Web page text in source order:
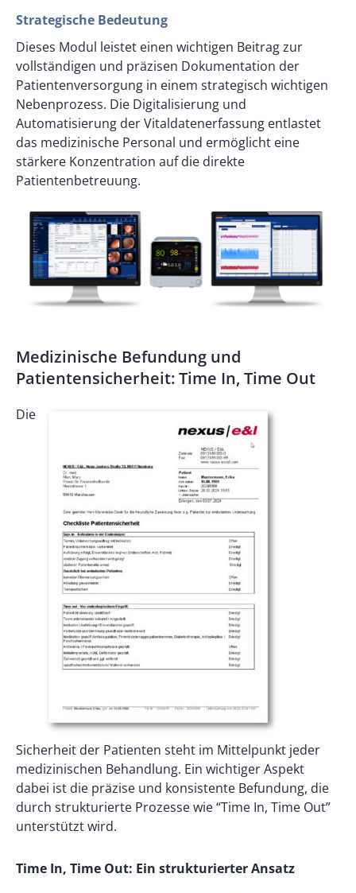
Strategische Bedeutung
Dieses Modul leistet einen wichtigen Beitrag zur
vollständigen und präzisen Dokumentation der
Patientenversorgung in einem strategisch wichtigen
Nebenprozess. Die Digitalisierung und
Automatisierung der Vitaldatenerfassung entlastet
das medizinische Personal und ermöglicht eine
stärkere Konzentration auf die direkte
Patientenbetreuung.
Medizinische Befundung und
Patientensicherheit: Time In, Time Out
Die
Sicherheit der Patienten steht im Mittelpunkt jeder
medizinischen Behandlung. Ein wichtiger Aspekt
dabei ist die präzise und konsistente Befundung, die
durch strukturierte Prozesse wie “Time In, Time Out”
unterstützt wird.
Time In, Time Out: Ein strukturierter Ansatz